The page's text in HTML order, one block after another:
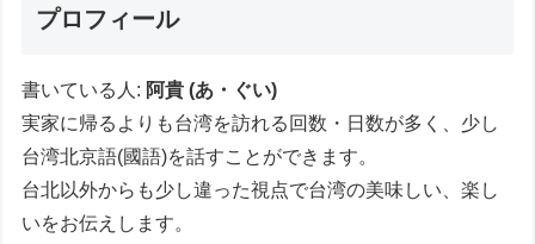
プロフィール
書いている人: 阿貴 (あ・ぐい)
実家に帰るよりも台湾を訪れる回数・日数が多く、少し
台湾北京語(國語)を話すことができます。
台北以外からも少し違った視点で台湾の美味しい、楽し
いをお伝えします。